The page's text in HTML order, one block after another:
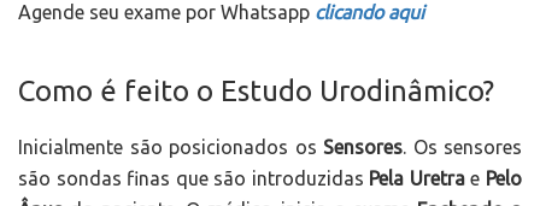
Agende seu exame por Whatsapp clicando aqui
Como é feito o Estudo Urodinâmico?
Inicialmente são posicionados os Sensores. Os sensores
são sondas finas que são introduzidas Pela Uretrae Pelo